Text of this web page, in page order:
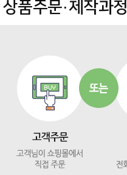
상품주문·제작과정